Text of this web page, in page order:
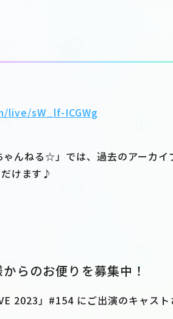
sW_lf-ICGWg
んねる☆」では、過去のアーカイ
けます♪
らのお便りを募集中！
2023」#154 にご出演のキャスト